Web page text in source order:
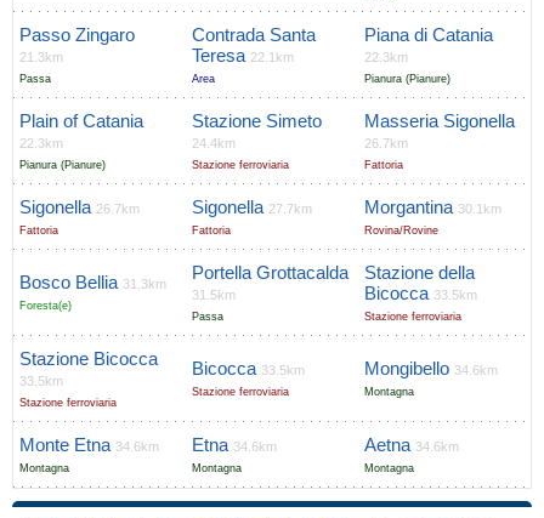
Passo Zingaro
21.3km
Passa
Contrada Santa
Teresa 22.1km
Area
Piana di Catania
22.3km
Pianura (Pianure)
Plain of Catania
22.3km
Pianura (Pianure)
Stazione Simeto
24.4km
Stazione ferroviaria
Masseria Sigonella
26.7km
Fattoria
Sigonella 26.7km
Fattoria
Sigonella 27.7km
Fattoria
Morgantina 30.1km
Rovina/Rovine
Bosco Bellia 31.3km
Foresta(e)
Portella Grottacalda
31.5km
Passa
Stazione della
Bicocca 33.5km
Stazione ferroviaria
Stazione Bicocca
33.5km
Stazione ferroviaria
Bicocca 33.5km
Stazione ferroviaria
Mongibello 34.6km
Montagna
Monte Etna 34.6km
Montagna
Etna 34.6km
Montagna
Aetna 34.6km
Montagna